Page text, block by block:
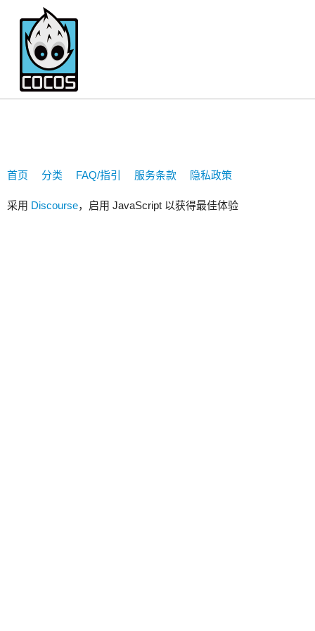
2898394182
首页 分类 FAQ/指引 服务条款 隐私政策
采用 Discourse，启用 JavaScript 以获得最佳体验